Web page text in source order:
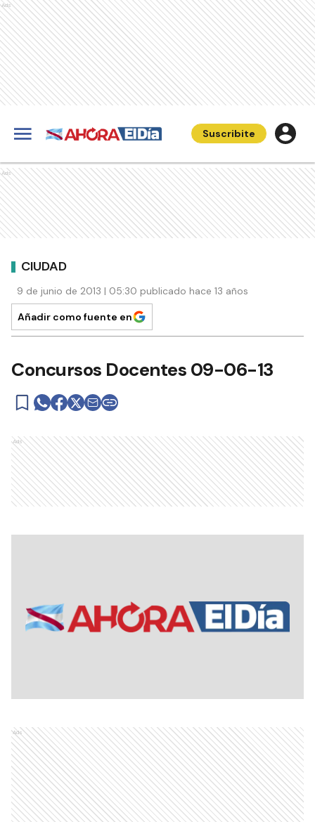
Ads
Suscribite
Ads
CIUDAD
9 de junio de 2013 | 05:30 publicado hace 13 años
Añadir como fuente en
Concursos Docentes 09-06-13
Ads
Ads